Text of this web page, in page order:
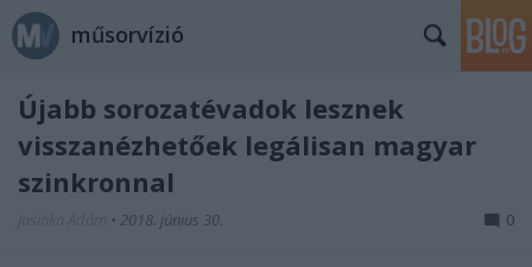
műsorvízió
Újabb sorozatévadok lesznek
visszanézhetőek legálisan magyar
szinkronnal
• 2018. június 30. 0